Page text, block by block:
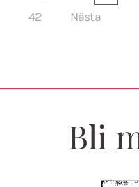
42
Nästa
Bli